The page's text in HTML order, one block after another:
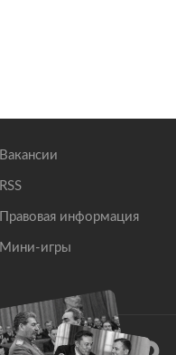
Вакансии
RSS
Правовая информация
Мини-игры